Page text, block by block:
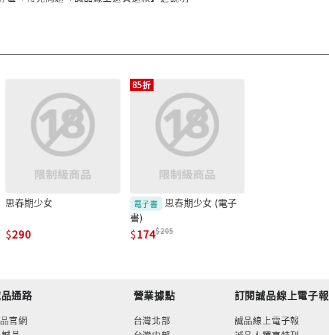
思春期少女
290
85折
電子書
思春期少女 (電子
書)
174 205
通路
官網
營業據點
台灣北部
訂閱誠品線上電子報
誠品線上電子報